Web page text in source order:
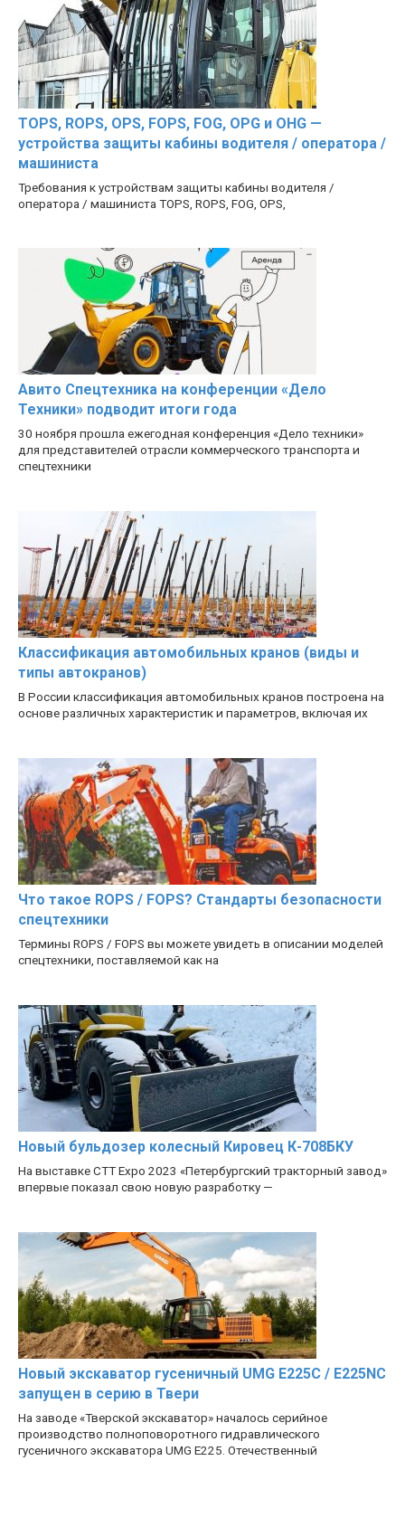
TOPS, ROPS, OPS, FOPS, FOG, OPG и OHG —
устройства защиты кабины водителя / оператора /
машиниста
Требования к устройствам защиты кабины водителя /
оператора / машиниста TOPS, ROPS, FOG, OPS,
Авито Спецтехника на конференции «Дело
Техники» подводит итоги года
30 ноября прошла ежегодная конференция «Дело техники»
для представителей отрасли коммерческого транспорта и
спецтехники
Классификация автомобильных кранов (виды и
типы автокранов)
В России классификация автомобильных кранов построена на
основе различных характеристик и параметров, включая их
Что такое ROPS / FOPS? Стандарты безопасности
спецтехники
Термины ROPS / FOPS вы можете увидеть в описании моделей
спецтехники, поставляемой как на
Новый бульдозер колесный Кировец К-708БКУ
На выставке CTT Expo 2023 «Петербургский тракторный завод»
впервые показал свою новую разработку —
Новый экскаватор гусеничный UMG E225C / E225NC
запущен в серию в Твери
На заводе «Тверской экскаватор» началось серийное
производство полноповоротного гидравлического
гусеничного экскаватора UMG E225. Отечественный